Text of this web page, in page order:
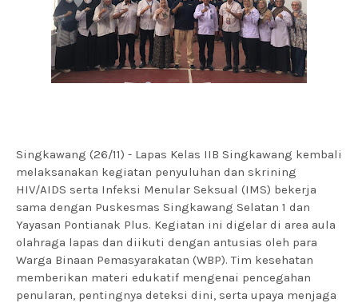
Singkawang (26/11) - Lapas Kelas IIB Singkawang kembali
melaksanakan kegiatan penyuluhan dan skrining
HIV/AIDS serta Infeksi Menular Seksual (IMS) bekerja
sama dengan Puskesmas Singkawang Selatan 1 dan
Yayasan Pontianak Plus. Kegiatan ini digelar di area aula
olahraga lapas dan diikuti dengan antusias oleh para
Warga Binaan Pemasyarakatan (WBP). Tim kesehatan
memberikan materi edukatif mengenai pencegahan
penularan, pentingnya deteksi dini, serta upaya menjaga